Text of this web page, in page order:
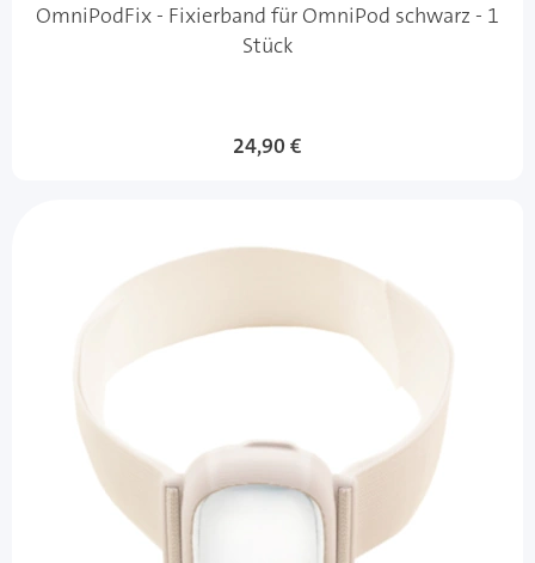
OmniPodFix - Fixierband für OmniPod schwarz - 1
Stück
24,90 €